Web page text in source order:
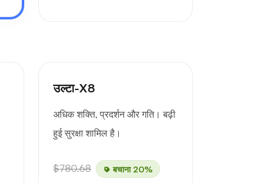
उल्टा-X8
अधिक शक्ति, प्रदर्शन और गति। बढ़ी
हुई सुरक्षा शामिल है।
$780.68 बचाना 20%